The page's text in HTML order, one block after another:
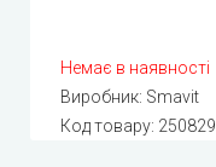
Немає в наявності
Виробник: Smavit
Код товару: 250829